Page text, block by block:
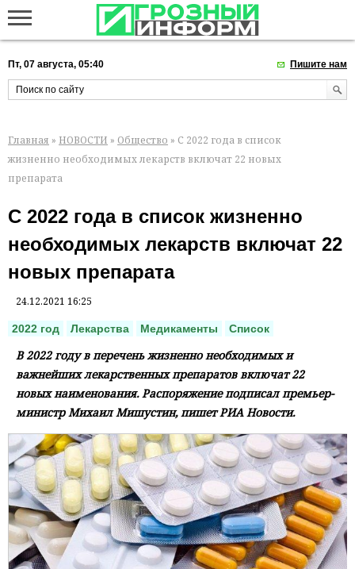
Пт, 07 августа, 05:40 Пишите нам
Главная » НОВОСТИ » Общество » С 2022 года в список
жизненно необходимых лекарств включат 22 новых
препарата
С 2022 года в список жизненно
необходимых лекарств включат 22
новых препарата
24.12.2021 16:25
2022 год Лекарства Медикаменты Список
В 2022 году в перечень жизненно необходимых и
важнейших лекарственных препаратов включат 22
новых наименования. Распоряжение подписал премьер-
министр Михаил Мишустин, пишет РИА Новости.